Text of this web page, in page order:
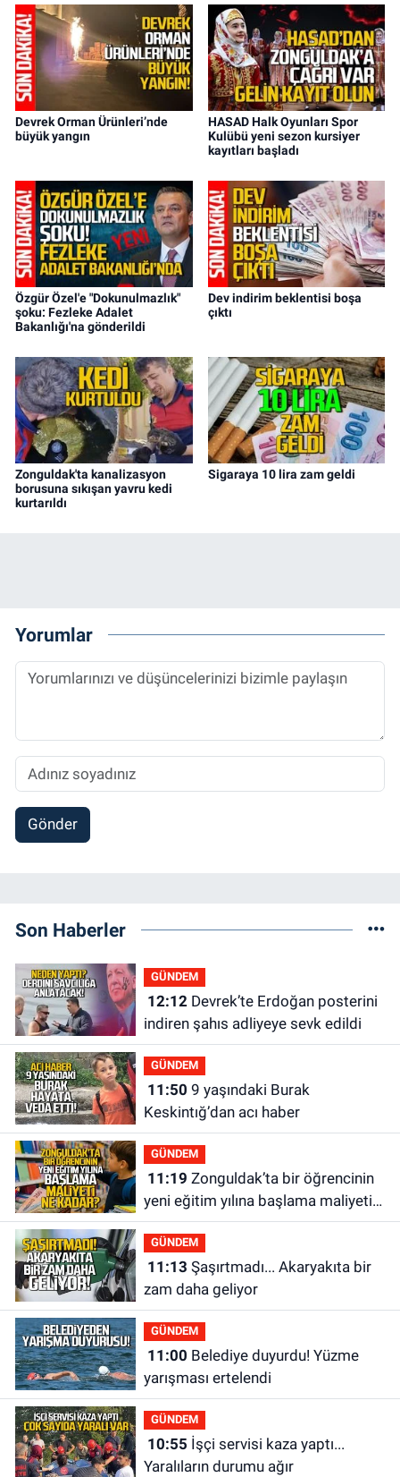
Devrek Orman Ürünleri’nde
büyük yangın
HASAD Halk Oyunları Spor
Kulübü yeni sezon kursiyer
kayıtları başladı
Özgür Özel'e "Dokunulmazlık"
şoku: Fezleke Adalet
Bakanlığı'na gönderildi
Dev indirim beklentisi boşa
çıktı
Zonguldak'ta kanalizasyon
borusuna sıkışan yavru kedi
kurtarıldı
Sigaraya 10 lira zam geldi
Yorumlar
Gönder
Son Haberler
GÜNDEM
12:12Devrek’te Erdoğan posterini
indiren şahıs adliyeye sevk edildi
GÜNDEM
11:50
Keskintığ’dan acı haber
GÜNDEM
11:19
yeni eğitim yılına başlama maliyeti
ne kadar?
GÜNDEM
11:13
zam daha geliyor
GÜNDEM
11:00
yarışması ertelendi
GÜNDEM
10:55
Yaralıların durumu ağır